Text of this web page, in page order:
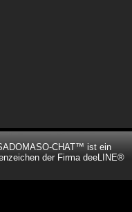
CHAT™ ist ein
der Firma deeLINE®